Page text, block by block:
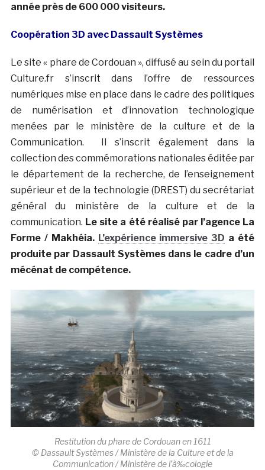
année près de 600 000 visiteurs.
Coopération 3D avec Dassault Systèmes
Le site « phare de Cordouan », diffusé au sein du portail
Culture.fr s’inscrit dans l’offre de ressources
numériques mise en place dans le cadre des politiques
de numérisation et d’innovation technologique
menées par le ministère de la culture et de la
Communication. Il s’inscrit également dans la
collection des commémorations nationales éditée par
le département de la recherche, de l’enseignement
supérieur et de la technologie (DREST) du secrétariat
général du ministère de la culture et de la
communication. Le site a été réalisé par l’agence La
Forme / Makhéia. L’expérience immersive 3D a été
produite par Dassault Systèmes dans le cadre d’un
mécénat de compétence.
Restitution du phare de Cordouan en 1611
© Dassault Systèmes / Ministère de la Culture et de la
Communication / Ministère de l’à‰cologie